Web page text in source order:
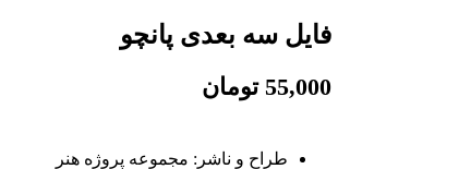
فایل سه بعدی پانچو
55,000 تومان
طراح و ناشر: مجموعه پروژه هنر